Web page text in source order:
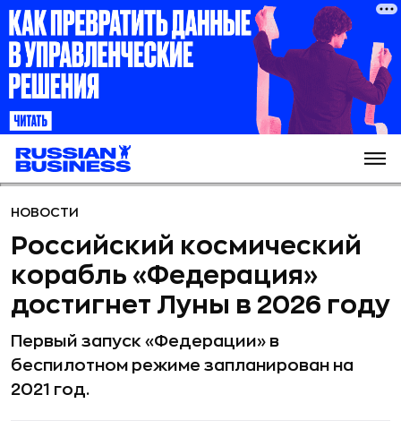
НОВОСТИ
Российский космический
корабль «Федерация»
достигнет Луны в 2026 году
Первый запуск «Федерации» в
беспилотном режиме запланирован на
2021 год.